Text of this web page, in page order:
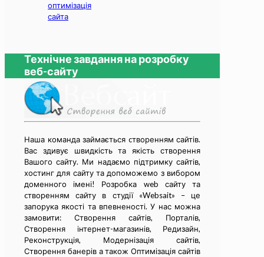
оптимізація
сайта
Технічне завдання на розробку
веб-сайту
Наша команда займається cтворенням сайтів.
Вас здивує швидкість та якість створення
Вашого сайту. Ми надаємо підтримку сайтів,
хостинг для сайту та допоможемо з вибором
доменного імені! Розробка web сайту та
cтворенням сайту в студії «Websait» – це
запорука якості та впевненості. У нас можна
замовити: Створення сайтів, Порталів,
Створення інтернет-магазинів, Редизайн,
Реконструкція, Модернізація сайтів,
Створення банерів а також Оптимізація сайтів